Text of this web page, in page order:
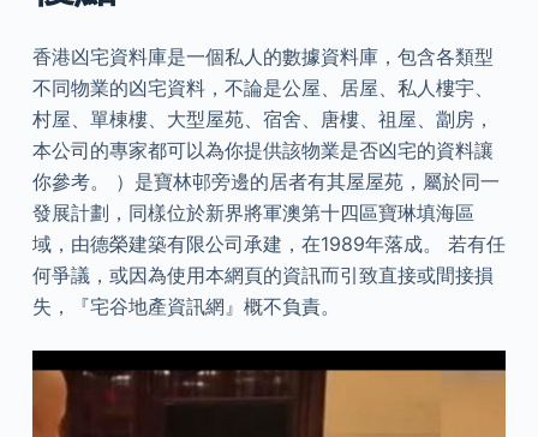
香港凶宅資料庫是一個私人的數據資料庫，包含各類型
不同物業的凶宅資料，不論是公屋、居屋、私人樓宇、
村屋、單棟樓、大型屋苑、宿舍、唐樓、祖屋、劏房，
本公司的專家都可以為你提供該物業是否凶宅的資料讓
你參考。 ）是寶林邨旁邊的居者有其屋屋苑，屬於同一
發展計劃，同樣位於新界將軍澳第十四區寶琳填海區
域，由德榮建築有限公司承建，在1989年落成。 若有任
何爭議，或因為使用本網頁的資訊而引致直接或間接損
失，『宅谷地產資訊網』概不負責。